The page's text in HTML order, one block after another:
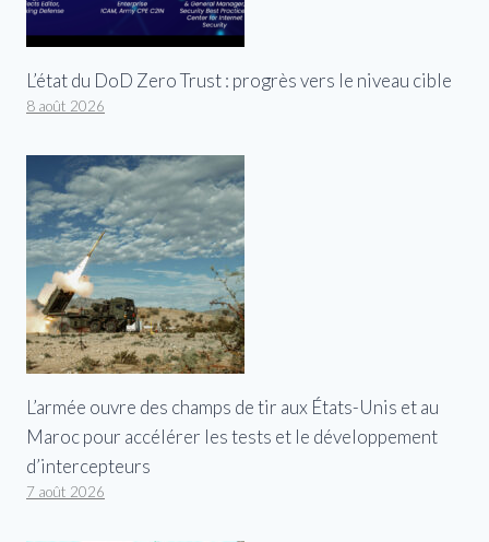
L’état du DoD Zero Trust : progrès vers le niveau cible
8 août 2026
L’armée ouvre des champs de tir aux États-Unis et au
Maroc pour accélérer les tests et le développement
d’intercepteurs
7 août 2026